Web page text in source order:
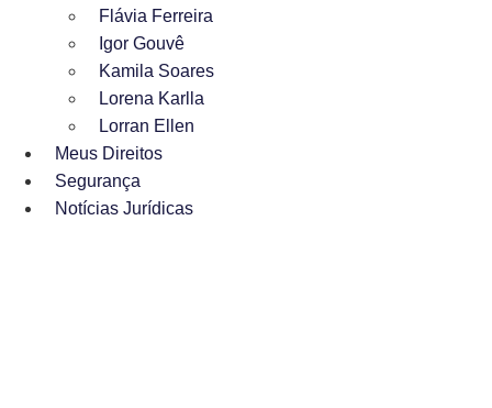
Flávia Ferreira
Igor Gouvê
Kamila Soares
Lorena Karlla
Lorran Ellen
Meus Direitos
Segurança
Notícias Jurídicas